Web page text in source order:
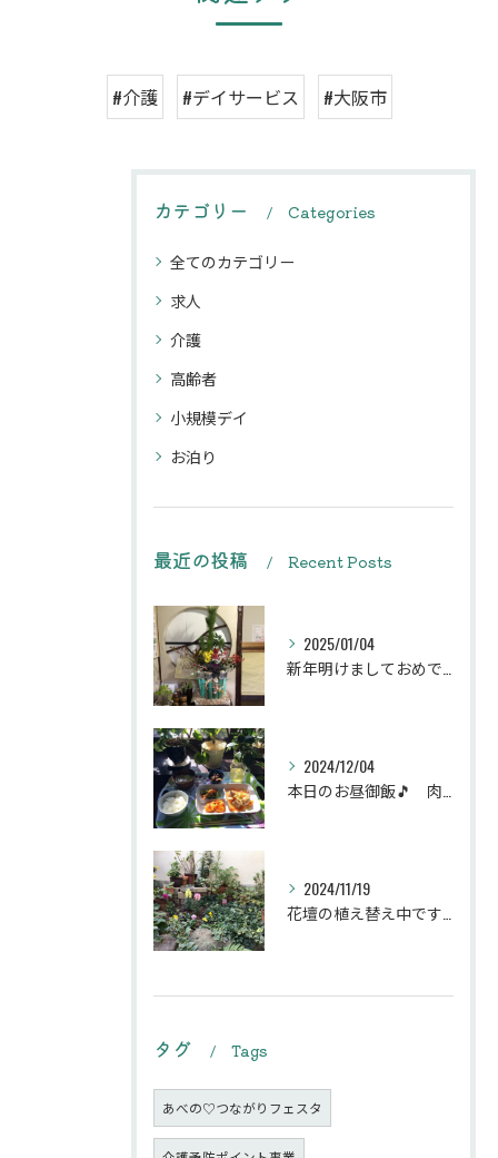
#介護 #デイサービス #大阪市
カテゴリー Categories
全てのカテゴリー
求人
介護
高齢者
小規模デイ
お泊り
最近の投稿 Recent Posts
2025/01/04
2024/12/04
2024/11/19
タグ Tags
あべの♡つながりフェスタ